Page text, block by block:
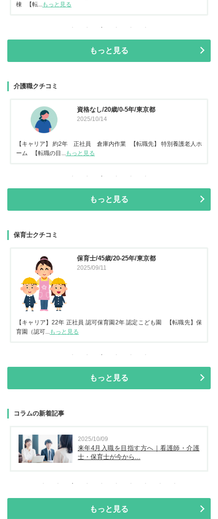
棟 【転...
もっと見る
もっと見る
介護職クチコミ
資格なし/20歳/0-5年/東京都
2025/10/14
【キャリア】 約2年 正社員 倉庫内作業 【転職先】 特別養護老人ホ
ーム 【転職の目...
もっと見る
もっと見る
保育士クチコミ
保育士/45歳/20-25年/東京都
2025/09/11
【キャリア】22年 正社員 認可保育園2年 認定こども園 【転職先】保
育園（認可...
もっと見る
もっと見る
コラムの新着記事
2025/10/09
来年4月入職を目指す方へ｜看護師・介護
士・保育士が今から...
もっと見る